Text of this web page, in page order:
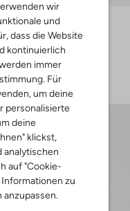
wir
und
dass die Website
kontinuierlich
immer
Für
um deine
personalisierte
deine
klickst,
analytischen
auf "Cookie-
zu
anzupassen.
& Ink
€ 62,99
mehr farben